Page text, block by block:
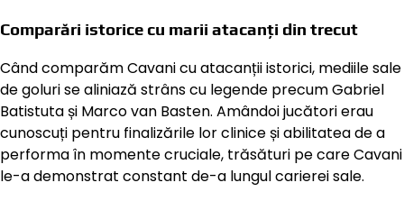
Comparări istorice cu marii atacanți din trecut
Când comparăm Cavani cu atacanții istorici, mediile sale
de goluri se aliniază strâns cu legende precum Gabriel
Batistuta și Marco van Basten. Amândoi jucători erau
cunoscuți pentru finalizările lor clinice și abilitatea de a
performa în momente cruciale, trăsături pe care Cavani
le-a demonstrat constant de-a lungul carierei sale.